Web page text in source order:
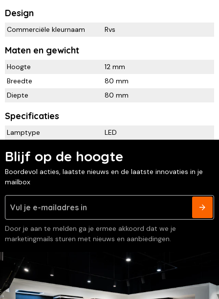
Design
Commerciële kleurnaam Rvs
Maten en gewicht
Hoogte
12 mm
Breedte
80 mm
Diepte
80 mm
Specificaties
Lamptype LED
Blijf op de hoogte
Boordevol acties, laatste nieuws en de laatste innovaties in je
mailbox
Door je aan te melden ga je ermee akkoord dat we je
marketingmails sturen met nieuws en aanbiedingen.